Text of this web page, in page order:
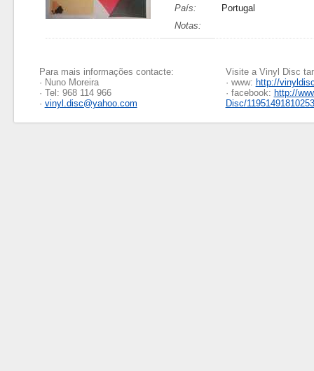
País:
Portugal
Notas:
Para mais informações contacte:
· Nuno Moreira
· Tel: 968 114 966
· vinyl.disc@yahoo.com
Visite a Vinyl Disc
· www: http://
· facebook: http://
Disc/